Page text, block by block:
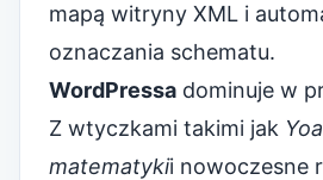
mapą witryny XML i
oznaczania schematu.
WordPressa dominuje w
Z wtyczkami takimi jak
matematykii nowoczesne